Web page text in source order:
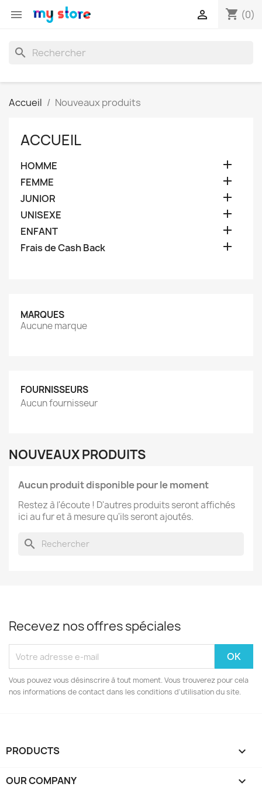
 shopping_cart (0)

search
Accueil Nouveaux produits
ACCUEIL
HOMME 
FEMME 
JUNIOR 
UNISEXE 
ENFANT 
Frais de Cash Back 
MARQUES
Aucune marque
FOURNISSEURS
Aucun fournisseur
NOUVEAUX PRODUITS
Aucun produit disponible pour le moment
Restez à l'écoute ! D'autres produits seront affichés
ici au fur et à mesure qu'ils seront ajoutés.
search
Recevez nos offres spéciales
Vous pouvez vous désinscrire à tout moment. Vous trouverez pour cela
nos informations de contact dans les conditions d'utilisation du site.
PRODUCTS 
OUR COMPANY 